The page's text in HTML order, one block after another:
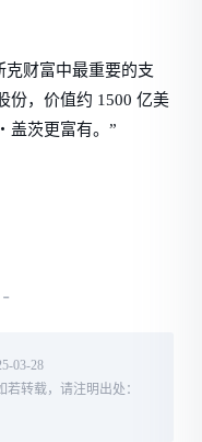
克财富中最重要的支
份，价值约 1500 亿美
盖茨更富有。”
03-28
转载，请注明出处：